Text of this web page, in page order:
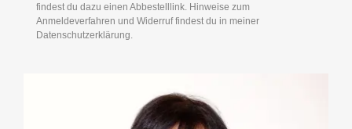
findest du dazu einen Abbestelllink. Hinweise zum
Anmeldeverfahren und Widerruf findest du in meiner
Datenschutzerklärung.